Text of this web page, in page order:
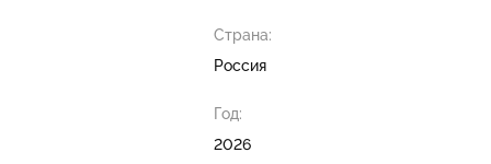
Страна:
Россия
Год:
2026